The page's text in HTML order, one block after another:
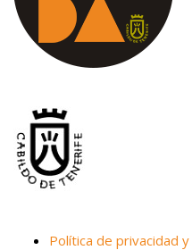
Política de privacidad